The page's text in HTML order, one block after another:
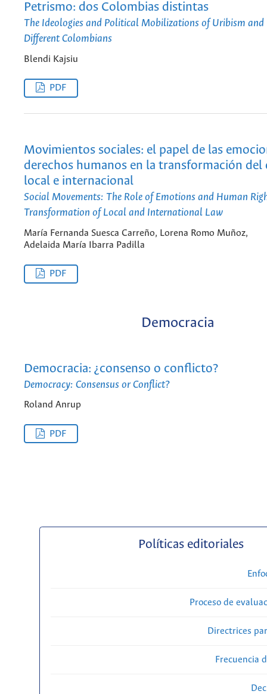
Petrismo: dos Colombias distintas
The Ideologies and Political Mobilizations of Uribism and
Different Colombians
Blendi Kajsiu
PDF
Movimientos sociales: el papel de las
derechos humanos en la transformación del
local e internacional
Social Movements: The Role of Emotions and Human
Transformation of Local and International Law
María Fernanda Suesca Carreño, Lorena Romo Muñoz,
Adelaida María Ibarra Padilla
PDF
Democracia
Democracia: ¿consenso o conflicto?
Democracy: Consensus or Conflict?
Roland Anrup
PDF
Políticas editoriales
Proceso de
Directrices
Frecuencia